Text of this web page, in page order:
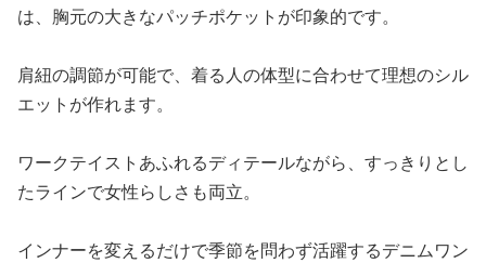
は、胸元の大きなパッチポケットが印象的です。
肩紐の調節が可能で、着る人の体型に合わせて理想のシル
エットが作れます。
ワークテイストあふれるディテールながら、すっきりとし
たラインで女性らしさも両立。
インナーを変えるだけで季節を問わず活躍するデニムワン